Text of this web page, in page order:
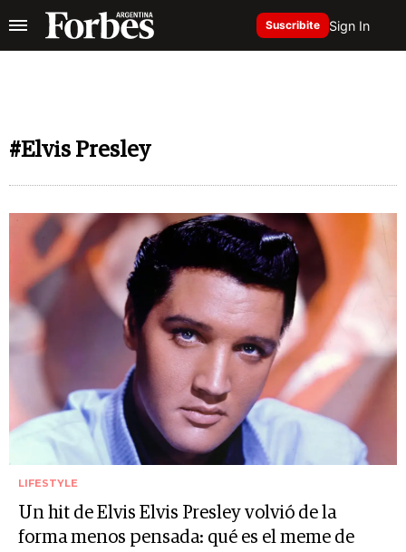
Suscribite Sign In
#Elvis Presley
LIFESTYLE
Un hit de Elvis Elvis Presley volvió de la
forma menos pensada: qué es el meme de